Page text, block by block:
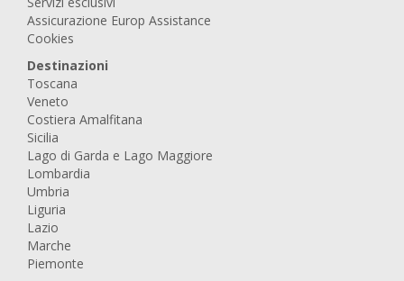
Assicurazione Europ Assistance
Cookies
Destinazioni
Toscana
Veneto
Costiera Amalfitana
Sicilia
Lago di Garda e Lago Maggiore
Lombardia
Umbria
Liguria
Lazio
Marche
Piemonte